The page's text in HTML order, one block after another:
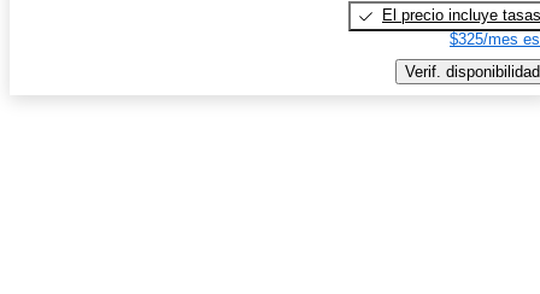
El precio incluye tasas
$325/mes
Verif. disponibilidad